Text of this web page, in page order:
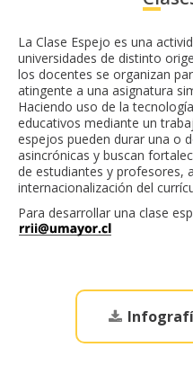
La Clase Espejo es una
universidades de distinto
los docentes se organizan
atingente a una asignatura
Haciendo uso de la
educativos mediante un
espejos pueden durar una o
asincrónicas y buscan
de estudiantes y profesores,
internacionalización del
Para desarrollar una clase